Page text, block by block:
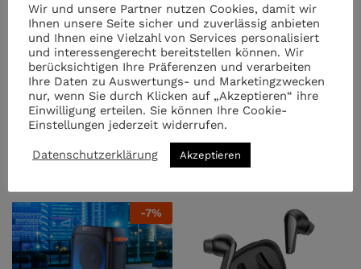
quantity
Kategorien:Audio & Multimedia ,Audio-Kabeln
Ähnliche Artikel
-7%
Wir und unsere Partner nutzen Cookies, damit wir
Ihnen unsere Seite sicher und zuverlässig anbieten
und Ihnen eine Vielzahl von Services personalisiert
und interessengerecht bereitstellen können. Wir
berücksichtigen Ihre Präferenzen und verarbeiten
Ihre Daten zu Auswertungs- und Marketingzwecken
nur, wenn Sie durch Klicken auf „Akzeptieren“ ihre
Einwilligung erteilen. Sie können Ihre Cookie-
Einstellungen jederzeit widerrufen.
Datenschutzerklärung Akzeptieren